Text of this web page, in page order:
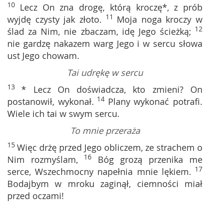
10 Lecz On zna drogę, którą kroczę*, z prób
wyjdę czysty jak złoto. 11 Moja noga kroczy w
ślad za Nim, nie zbaczam, idę Jego ścieżką; 12
nie gardzę nakazem warg Jego i w sercu słowa
ust Jego chowam.
Tai udrękę w sercu
13* Lecz On doświadcza, kto zmieni? On
postanowił, wykonał. 14 Plany wykonać potrafi.
Wiele ich tai w swym sercu.
To mnie przeraża
15 Więc drżę przed Jego obliczem, ze strachem o
Nim rozmyślam, 16 Bóg grozą przenika me
serce, Wszechmocny napełnia mnie lękiem. 17
Bodajbym w mroku zaginął, ciemności miał
przed oczami!